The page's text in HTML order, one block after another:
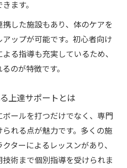
フ練習場で得られる利点
ます。
した施設もあり、体のケアを
ップが可能です。初心者向け
る指導も充実しているため、
のが特徴です。
上達サポートとは
ールを打つだけでなく、専門
れる点が魅力です。多くの施
ターによるレッスンがあり、
術まで個別指導を受けられま